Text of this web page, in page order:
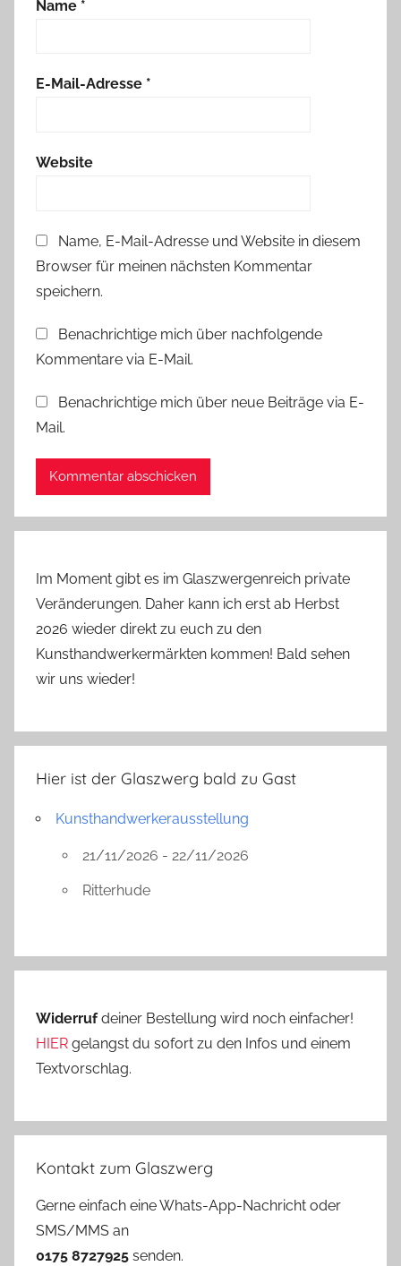
Name *
E-Mail-Adresse *
Website
Name, E-Mail-Adresse und Website in diesem
Browser für meinen nächsten Kommentar
speichern.
Benachrichtige mich über nachfolgende
Kommentare via E-Mail.
Benachrichtige mich über neue Beiträge via E-
Mail.
Im Moment gibt es im Glaszwergenreich private
Veränderungen. Daher kann ich erst ab Herbst
2026 wieder direkt zu euch zu den
Kunsthandwerkermärkten kommen! Bald sehen
wir uns wieder!
Hier ist der Glaszwerg bald zu Gast
Kunsthandwerkerausstellung
21/11/2026 - 22/11/2026
Ritterhude
Widerrufdeiner Bestellung wird noch einfacher!
HIER gelangst du sofort zu den Infos und einem
Textvorschlag.
Kontakt zum Glaszwerg
Gerne einfach eine Whats-App-Nachricht oder
SMS/MMS an
0175 8727925 senden.